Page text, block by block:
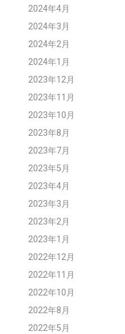
2024年4月
2024年3月
2024年2月
2024年1月
2023年12月
2023年11月
2023年10月
2023年8月
2023年7月
2023年5月
2023年4月
2023年3月
2023年2月
2023年1月
2022年12月
2022年11月
2022年10月
2022年8月
2022年5月